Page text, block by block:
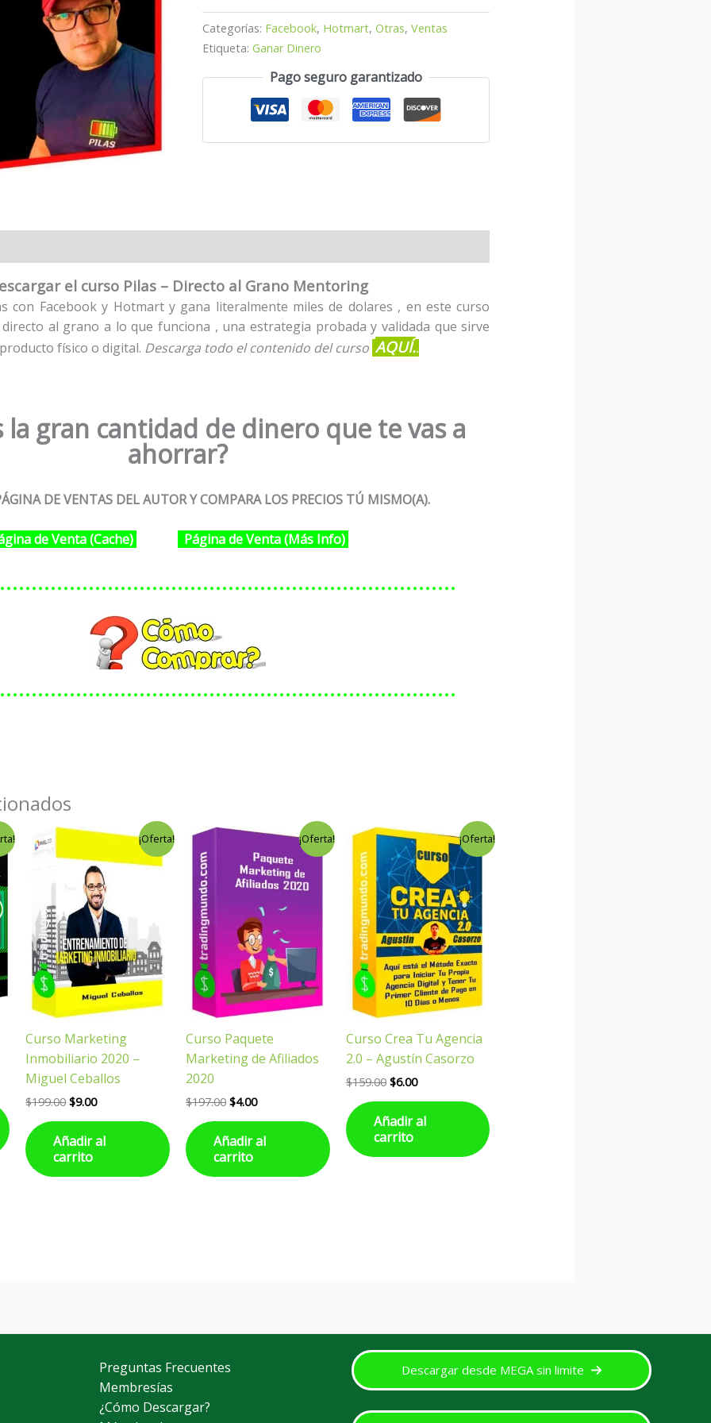
Categorías: Facebook, Hotmart,Otras,Ventas
Etiqueta:Ganar Dinero
Pago seguro garantizado
el curso Pilas – Directo al Grano Mentoring
con Facebook y Hotmart y gana literalmente miles de dolares , en este curso
al grano a lo que funciona , una estrategia probada y validada que sirve
físico o digital. Descarga todo el contenido del curso AQUÍ..
la gran cantidad de dinero que te vas a
ahorrar?
DE VENTAS DEL AUTOR Y COMPARA LOS PRECIOS TÚ MISMO(A).
de Venta (Cache) Página de Venta (Más Info)
¡Oferta!
Curso Marketing
Inmobiliario 2020 –
Miguel Ceballos
$199.00
El
original
era:
$199.00.
$9.00
El
actual
es:
$9.00.
Añadir al
carrito
¡Oferta!
Curso Paquete
Marketing de Afiliados
2020
$197.00
El
original
era:
$197.00.
$4.00
El
actual
es:
$4.00.
Añadir al
carrito
¡Oferta!
Curso Crea Tu Agencia
2.0 – Agustín Casorzo
$159.00
El
precio
original
era:
$159.00.
$6.00
El
precio
actual
es:
$6.00.
Añadir al
carrito
Preguntas Frecuentes
Membresías
¿Cómo Descargar?
Descargar desde MEGA sin limite